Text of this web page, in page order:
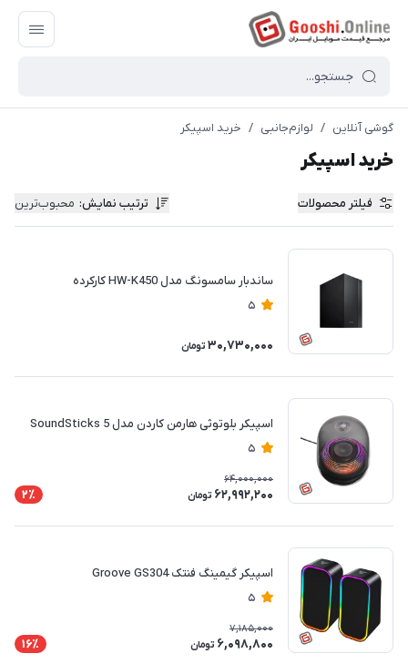
گوشی آنلاین / لوازم‌جانبی / خرید اسپیکر
خرید اسپیکر
فیلتر محصولات ترتیب نمایش: محبوب‌ترین
ساندبار سامسونگ مدل HW-K450 کارکرده
5
30,730,000 تومان
اسپیکر بلوتوثی هارمن کاردن مدل SoundSticks 5
5
64,000,000
62,992,200 تومان 2٪
اسپیکر گیمینگ فنتک Groove GS304
5
7,185,000
6,098,800 تومان 16٪